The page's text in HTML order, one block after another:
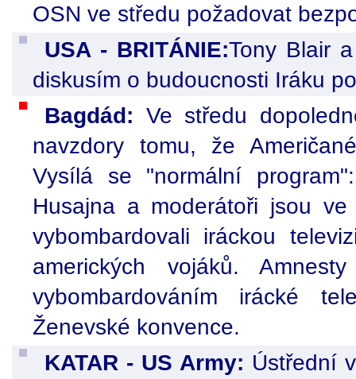
OSN ve středu požadovat
USA - BRITÁNIE:Tony Blair
diskusím o budoucnosti Iráku
Bagdád: Ve středu
navzdory tomu, že
Vysílá se "normální
Husajna a moderátoři jsou ve
vybombardovali iráckou
amerických vojáků.
vybombardováním irácké
Ženevské konvence.
KATAR - US Army: Ústřední